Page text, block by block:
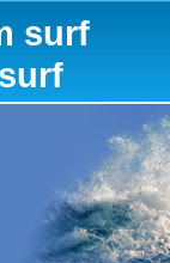
surf